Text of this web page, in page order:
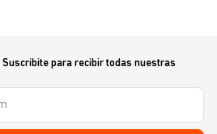
Suscribite para recibir todas nuestras